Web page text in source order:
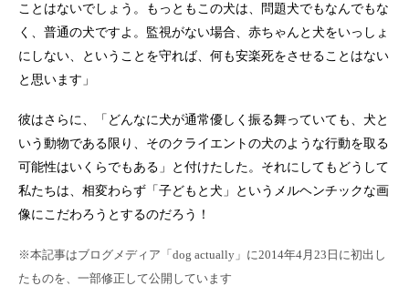
ことはないでしょう。もっともこの犬は、問題犬でもなんでもな
く、普通の犬ですよ。監視がない場合、赤ちゃんと犬をいっしょ
にしない、ということを守れば、何も安楽死をさせることはない
と思います」
彼はさらに、「どんなに犬が通常優しく振る舞っていても、犬と
いう動物である限り、そのクライエントの犬のような行動を取る
可能性はいくらでもある」と付けたした。それにしてもどうして
私たちは、相変わらず「子どもと犬」というメルヘンチックな画
像にこだわろうとするのだろう！
※本記事はブログメディア「dog actually」に2014年4月23日に初出し
たものを、一部修正して公開しています